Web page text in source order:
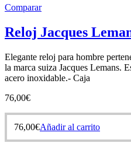
Comparar
Reloj Jacques
Elegante reloj para hombre
la marca suiza Jacques Lemans.
acero inoxidable.- Caja
76,00€
76,00€Añadir al carrito